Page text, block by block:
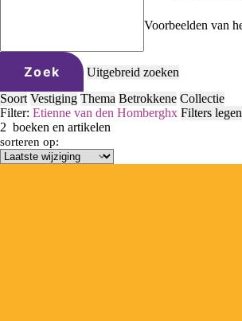
Voorbeelden van
Zoek
Uitgebreid zoeken
Soort Vestiging Thema Betrokkene Collectie
Filter: Etienne van den Homberghx Filters legen
2 boeken en artikelen
sorteren op: